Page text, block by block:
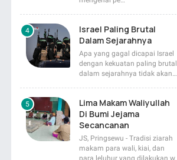
Israel Paling Brutal
Dalam Sejarahnya
Apa yang gagal dicapai Israel
dengan kekuatan paling brutal
dalam sejarahnya tidak akan…
Lima Makam Waliyullah
Di Bumi Jejama
Secancanan
JS, Pringsewu - Tradisi ziarah
makam para wali, kiai, dan
para leluhur yang dilakukan w…